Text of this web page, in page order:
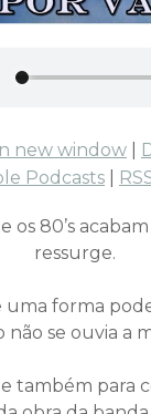
new window
Podcasts
os 80’s
ressurge.
uma forma
não se ouvia a
também para